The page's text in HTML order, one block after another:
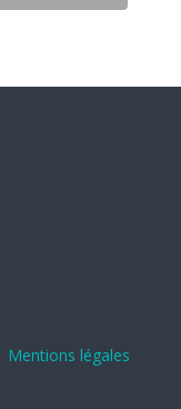
Mentions légales